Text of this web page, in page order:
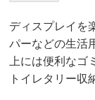
ディスプレイを
パーなどの生活
上には便利な
トイレタリー収